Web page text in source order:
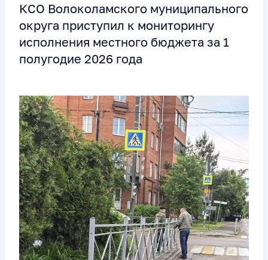
КСО Волоколамского муниципального
округа приступил к мониторингу
исполнения местного бюджета за 1
полугодие 2026 года